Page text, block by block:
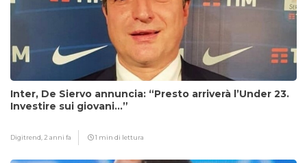
Inter, De Siervo annuncia: “Presto arriverà l’Under 23.
Investire sui giovani…”
Digitrend, 2 anni fa 1 min di lettura